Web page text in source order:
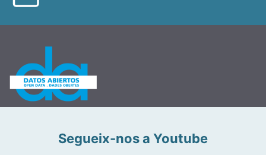
Segueix-nos a Youtube